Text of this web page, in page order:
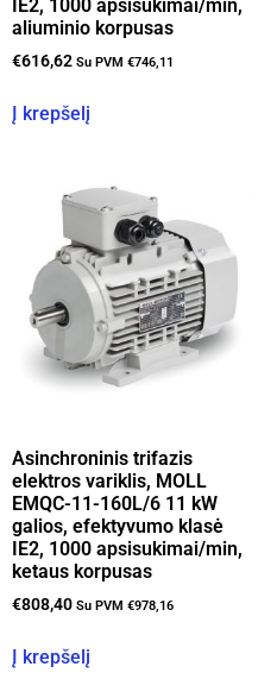
IE2, 1000 apsisukimai/min,
aliuminio korpusas
€616,62 Su PVM €746,11
Į krepšelį
Asinchroninis trifazis
elektros variklis, MOLL
EMQC-11-160L/6 11 kW
galios, efektyvumo klasė
IE2, 1000 apsisukimai/min,
ketaus korpusas
€808,40 Su PVM €978,16
Į krepšelį